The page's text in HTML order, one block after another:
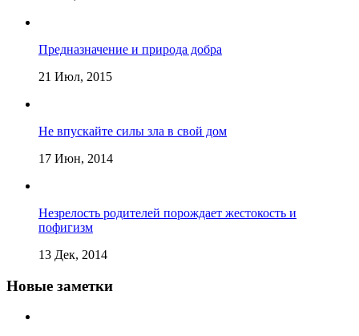
Предназначение и природа добра
21 Июл, 2015
Не впускайте силы зла в свой дом
17 Июн, 2014
Незрелость родителей порождает жестокость и
пофигизм
13 Дек, 2014
Новые заметки